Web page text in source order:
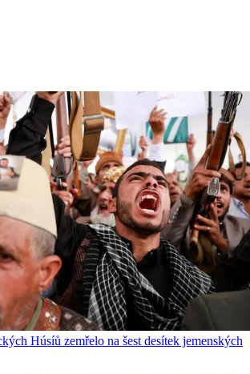
Húsíů zemřelo na šest desítek jemenských